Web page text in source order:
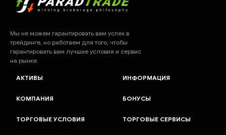
Мы не можем гарантировать вам успех в
трейдинге, но работаем для того, чтобы
гарантировать вам лучшие условия и сервис
на рынке.
АКТИВЫ ИНФОРМАЦИЯ
КОМПАНИЯ БОНУСЫ
ТОРГОВЫЕ УСЛОВИЯ ТОРГОВЫЕ СЕРВИСЫ